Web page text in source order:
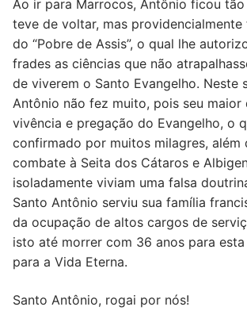
Ao ir para Marrocos, Antônio ficou
teve de voltar, mas
do “Pobre de Assis”, o qual lhe
frades as ciências que não
de viverem o Santo Evangelho. Neste
Antônio não fez muito, pois seu maior
vivência e pregação do Evangelho, o
confirmado por muitos milagres, além
combate à Seita dos Cátaros e
isoladamente viviam uma falsa
Santo Antônio serviu sua família
da ocupação de altos cargos de
isto até morrer com 36 anos para
para a Vida Eterna.
Santo Antônio, rogai por nós!